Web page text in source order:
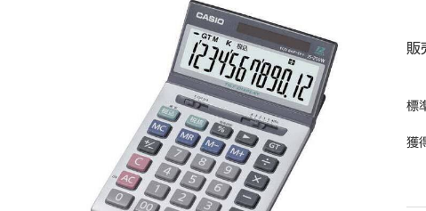
販
標
獲